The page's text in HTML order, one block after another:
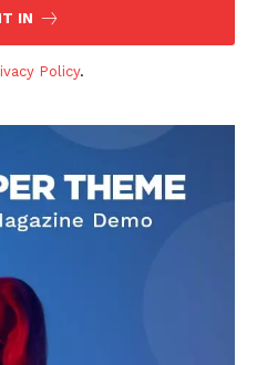
NOW
IN
Policy.